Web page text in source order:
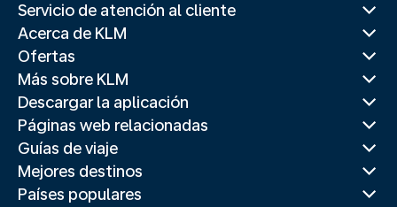
Servicio de atención al cliente
Acerca de KLM
Ofertas
Más sobre KLM
Descargar la aplicación
Páginas web relacionadas
Guías de viaje
Mejores destinos
Países populares